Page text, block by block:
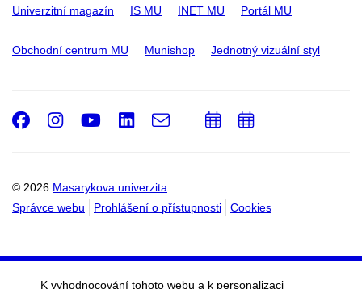
Univerzitní magazín IS MU INET MU Portál MU
Obchodní centrum MU Munishop Jednotný vizuální styl
© 2026 Masarykova univerzita
Správce webu
Prohlášení o přístupnosti Cookies
Facebook
Instagram
Youtube
LinkedIn
e-
PřidatPřidat
K vyhodnocování tohoto webu a k personalizaci